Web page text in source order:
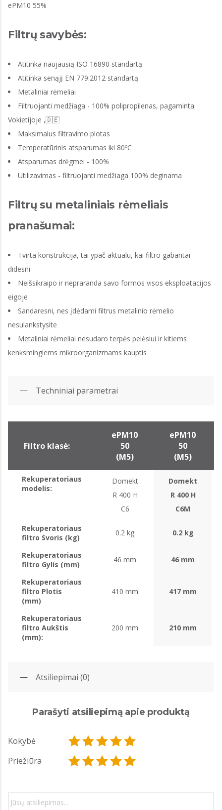
ePM10 55%
Filtrų savybės:
Atitinka naujausią ISO 16890 standartą
Atitinka senąjį EN 779:2012 standartą
Metaliniai rėmeliai
Filtruojanti medžiaga - 100% polipropilenas, pagaminta
Vokietijoje ,🇩🇪
Maksimalus filtravimo plotas
Temperatūrinis atsparumas iki 80ºC
Atsparumas drėgmei - 100%
Utilizavimas - filtruojanti medžiaga 100% deginama
Filtrų su metaliniais rėmeliais
pranašumai:
Tvirta konstrukcija, tai ypač aktualu, kai filtro gabaritai
didesni
Neišsikraipo ir nepraranda savo formos visos eksploatacijos
eigoje
Sandaresni, nes įdėdami filtrus metalinio rėmelio
nesulankstysite
Metaliniai rėmeliai nesudaro terpės pelėsiui ir kitiems
kenksmingiems mikroorganizmams kauptis
Techniniai parametrai
Filtro klasė:
ePM10
50
(M5)
ePM10
50
(M5)
Rekuperatoriaus
modelis:
Domekt
R 400 H
C6
Domekt
R 400 H
C6M
Rekuperatoriaus
filtro Svoris (kg)
0.2 kg 0.2 kg
Rekuperatoriaus
filtro Gylis (mm)
46 mm 46 mm
Rekuperatoriaus
filtro Plotis
(mm)
410 mm 417 mm
Rekuperatoriaus
filtro Aukštis
(mm):
200 mm 210 mm
Atsiliepimai (0)
Parašyti atsiliepimą apie produktą
Kokybė
Priežiūra